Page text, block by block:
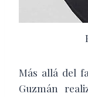
Más allá del
Guzmán